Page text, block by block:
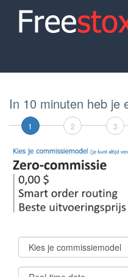
In 10 minuten heb je
1 2 3
Kies je commissiemodel